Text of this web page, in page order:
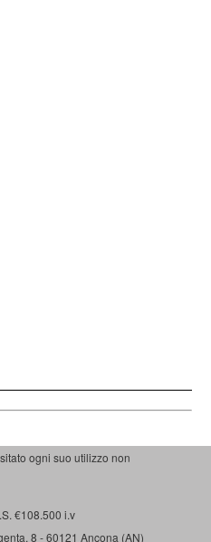
ogni suo utilizzo non
€108.500 i.v
8 - 60121 Ancona (AN)